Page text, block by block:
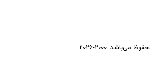
2000-2026